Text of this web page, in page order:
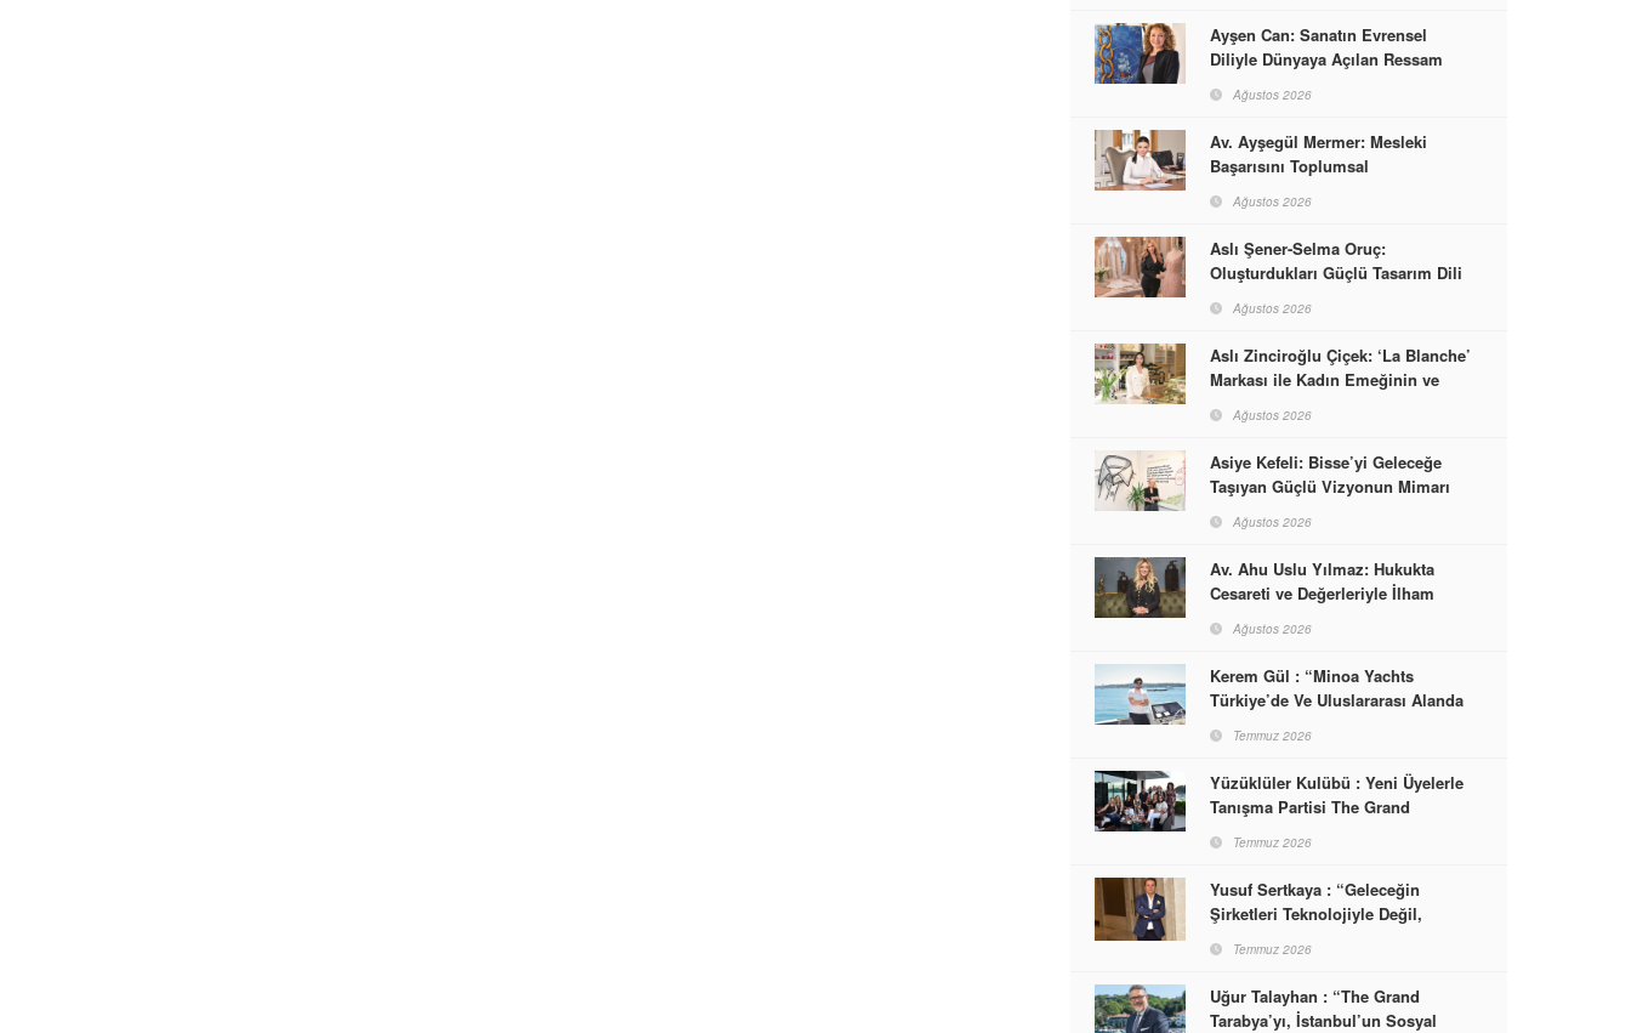
Ayşen Can: Sanatın Evrensel
Diliyle Dünyaya Açılan Ressam
Ağustos 2026
Av. Ayşegül Mermer: Mesleki
Başarısını Toplumsal
Ağustos 2026
Aslı Şener-Selma Oruç:
Oluşturdukları Güçlü Tasarım Dili
Dünyasına İmzalarını Attılar
Ağustos 2026
Aslı Zinciroğlu Çiçek: ‘La Blanche’
Markası ile Kadın Emeğinin ve
Başarabileceğinin En Güzel
Örneğini Sunuyor
Ağustos 2026
Asiye Kefeli: Bisse’yi Geleceğe
Taşıyan Güçlü Vizyonun Mimarı
Ağustos 2026
Av. Ahu Uslu Yılmaz: Hukukta
Cesareti ve Değerleriyle İlham
Ağustos 2026
Kerem Gül : “Minoa Yachts
Türkiye’de Ve Uluslararası Alanda
Markası Olacak”
Temmuz 2026
Yüzüklüler Kulübü : Yeni Üyelerle
Tanışma Partisi The Grand
Temmuz 2026
Yusuf Sertkaya : “Geleceğin
Şirketleri Teknolojiyle Değil,
Temmuz 2026
Uğur Talayhan : “The Grand
Tarabya’yı, İstanbul’un Sosyal